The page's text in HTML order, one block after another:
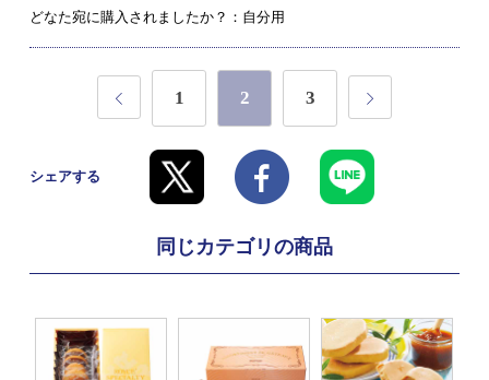
どなた宛に購入されましたか？：自分用
1 2 3
シェアする
同じカテゴリの商品